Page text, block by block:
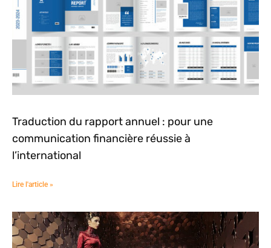
Traduction du rapport annuel : pour une
communication financière réussie à
l’international
Lire l'article »